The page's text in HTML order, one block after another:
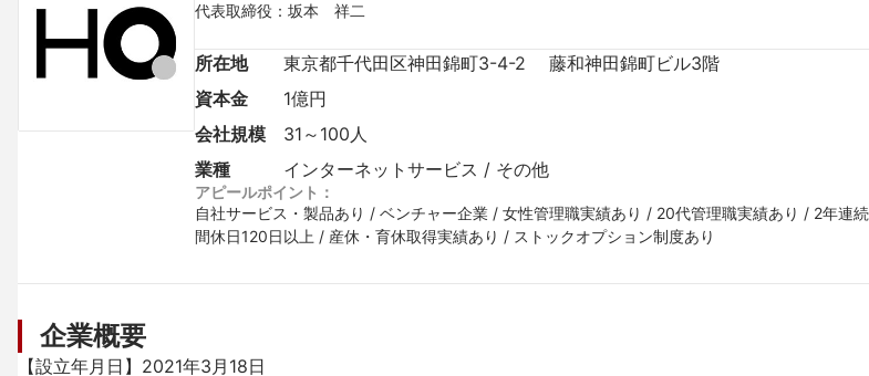
代表取締役：坂本　祥⼆
所在地
東京都千代田区神田錦町3-4-2　 藤和神田錦町ビル3階
資本金
1億円
会社規模
31～100人
業種
インターネットサービス / その他
アピールポイント：
自社サービス・製品あり / ベンチャー企業 / 女性管理職実績あり / 20代管理職実績あり / 2年連
間休日120日以上 / 産休・育休取得実績あり / ストックオプション制度あり
企業概要
【設立年月日】2021年3⽉18⽇